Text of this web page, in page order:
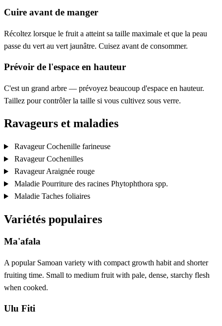
Cuire avant de manger
Récoltez lorsque le fruit a atteint sa taille maximale et que la peau
passe du vert au vert jaunâtre. Cuisez avant de consommer.
Prévoir de l'espace en hauteur
C'est un grand arbre — prévoyez beaucoup d'espace en hauteur.
Taillez pour contrôler la taille si vous cultivez sous verre.
Ravageurs et maladies
RavageurCochenille farineuse
RavageurCochenilles
RavageurAraignée rouge
Maladie Pourriture des racines Phytophthora spp.
Maladie Taches foliaires
Variétés populaires
Ma'afala
A popular Samoan variety with compact growth habit and shorter
fruiting time. Small to medium fruit with pale, dense, starchy flesh
when cooked.
Ulu Fiti